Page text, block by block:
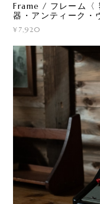
Frame / フレーム〈
器・アンティーク・
¥7,920